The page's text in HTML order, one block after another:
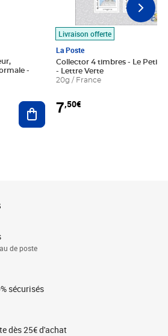
Ajouter au panier
Livraison offerte
La Poste
Collector 4 timbres - Le Petit
- Lettre Verte
20g / France
7,50€
de poste
sécurisés
dès 25€ d'achat